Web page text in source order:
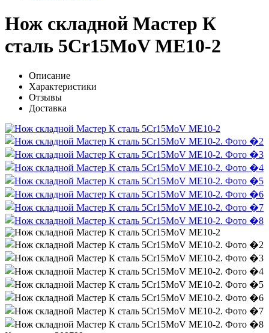
Нож складной Мастер К
сталь 5Cr15MoV ME10-2
Описание
Характеристики
Отзывы
Доставка